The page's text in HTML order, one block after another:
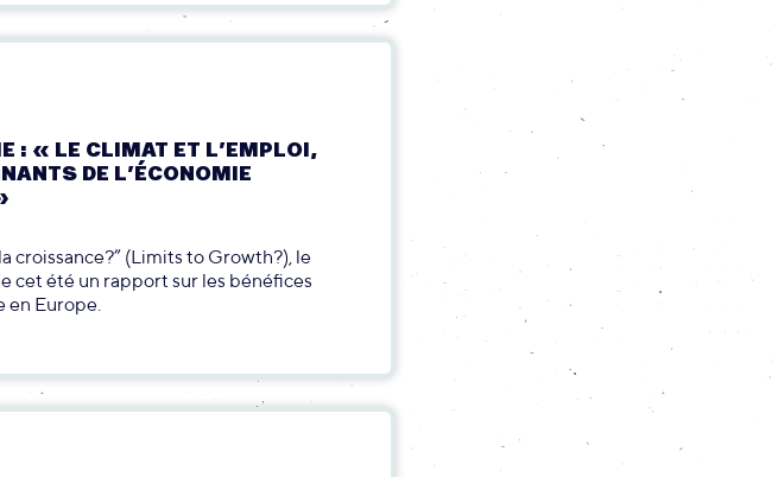
: « LE CLIMAT ET L’EMPLOI,
DE L’ÉCONOMIE
croissance?” (Limits to Growth?), le
cet été un rapport sur les bénéfices
en Europe.